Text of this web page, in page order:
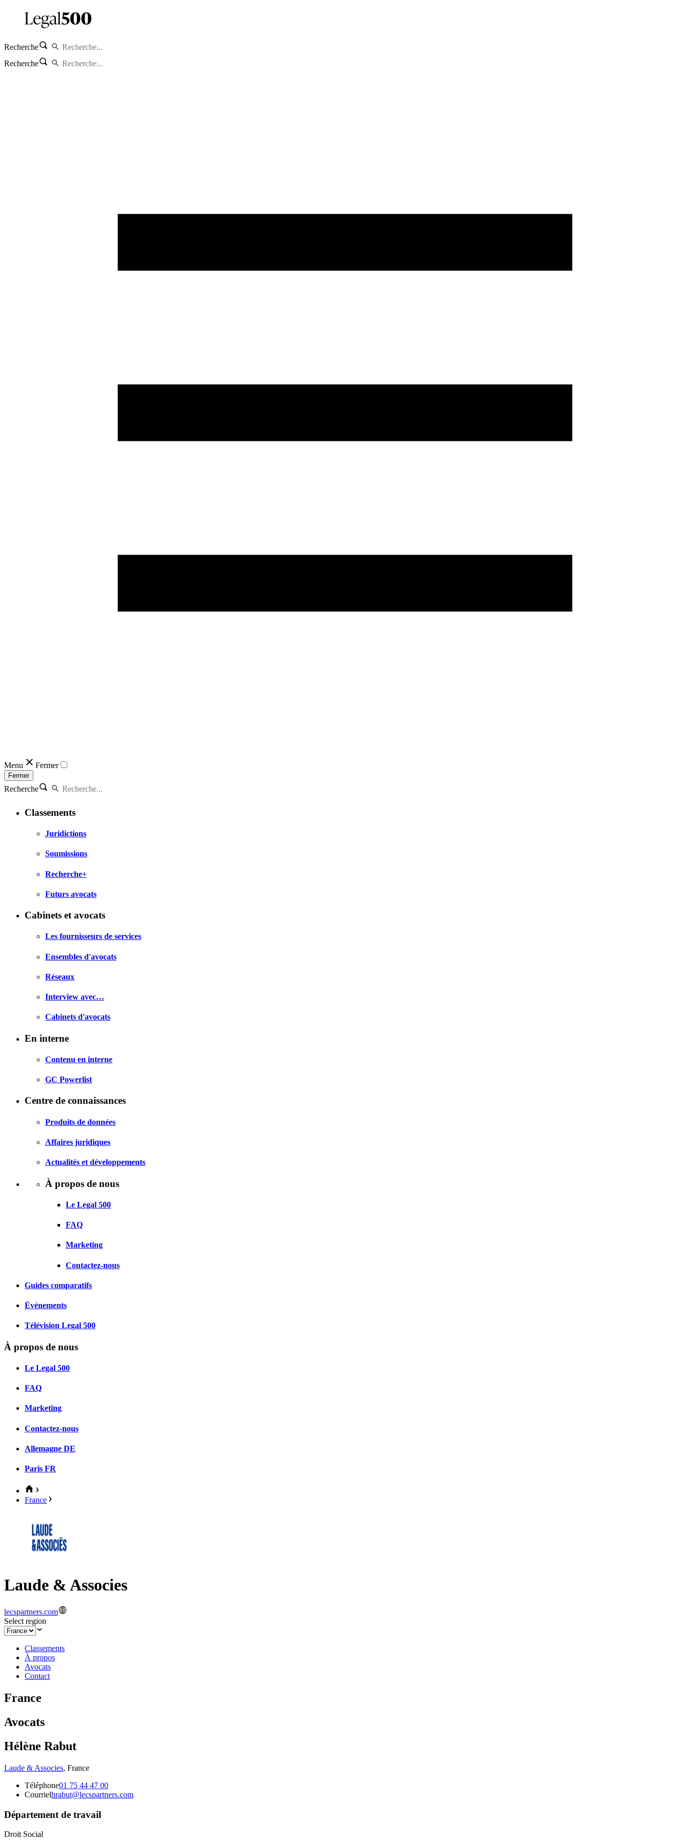
Recherche
Recherche
Menu Fermer
Fermer
Recherche
Classements
Juridictions
Soumissions
Recherche+
Futurs avocats
Cabinets et avocats
Les fournisseurs de services
Ensembles d'avocats
Réseaux
Interview avec…
Cabinets d'avocats
En interne
Contenu en interne
GC Powerlist
Centre de connaissances
Produits de données
Affaires juridiques
Actualités et développements
À propos de nous
Le Legal 500
FAQ
Marketing
Contactez-nous
Guides comparatifs
Événements
Télévision Legal 500
À propos de nous
Le Legal 500
FAQ
Marketing
Contactez-nous
Allemagne DE
Paris FR
France
Laude & Associes
lecspartners.com
Select region
Classements
À propos
Avocats
Contact
France
Avocats
Hélène Rabut
Laude & Associes, France
Téléphone01 75 44 47 00
Courrielhrabut@lecspartners.com
Département de travail
Droit Social